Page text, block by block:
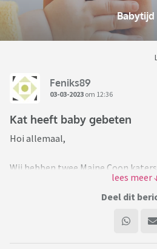
Babytijd
Feniks89
03-03-2023 om 12:36
Kat heeft baby gebeten
Hoi allemaal,
Wij hebben twee Maine Coon
eerst zelf voordat mijn vriend/man
één van de twee katers (Spencer,
was heel erg jaloers. Inmiddels zijn
verruilt hij mijn schoot het liefste
Deel dit